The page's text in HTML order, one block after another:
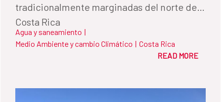
tradicionalmente marginadas del norte de
Costa Rica
Agua y saneamiento |
Medio Ambiente y cambio Climático | Costa Rica
READ MORE